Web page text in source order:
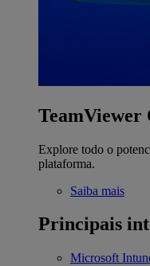
TeamViewer
Explore todo o
plataforma.
Saiba mais
Principais
Microsoft